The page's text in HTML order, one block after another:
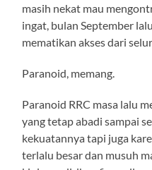
masih nekat mau
ingat, bulan September
mematikan akses dari
Paranoid, memang.
Paranoid RRC masa lalu
yang tetap abadi sampai
kekuatannya tapi juga
terlalu besar dan musuh